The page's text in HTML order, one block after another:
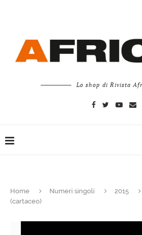
Lo shop di Rivista
Home Numeri singoli 2015
(cartaceo)